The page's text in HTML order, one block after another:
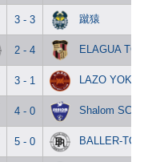
3 - 3 蹴猿
2 - 4 ELAGUA
3 - 1 LAZO
4 - 0 Shalom SC
5 - 0 BALLER-